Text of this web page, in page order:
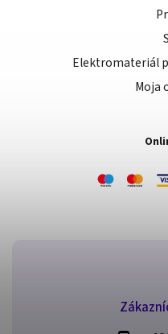
Elektromateriál
Moja